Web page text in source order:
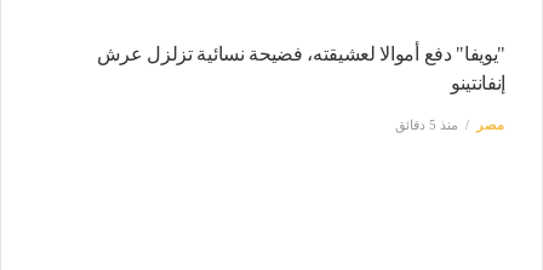
"يويفا" دفع أموالا لعشيقته، فضيحة نسائية تزلزل عرش
إنفانتينو
مصر منذ 5 دقائق